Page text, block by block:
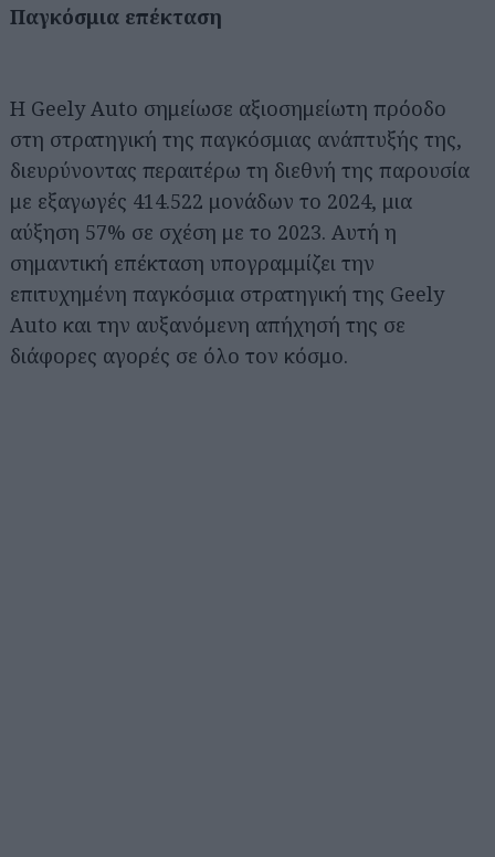
Παγκόσμια επέκταση
Η Geely Auto σημείωσε αξιοσημείωτη πρόοδο
στη στρατηγική της παγκόσμιας ανάπτυξής της,
διευρύνοντας περαιτέρω τη διεθνή της παρουσία
με εξαγωγές 414.522 μονάδων το 2024, μια
αύξηση 57% σε σχέση με το 2023. Αυτή η
σημαντική επέκταση υπογραμμίζει την
επιτυχημένη παγκόσμια στρατηγική της Geely
Auto και την αυξανόμενη απήχησή της σε
διάφορες αγορές σε όλο τον κόσμο.